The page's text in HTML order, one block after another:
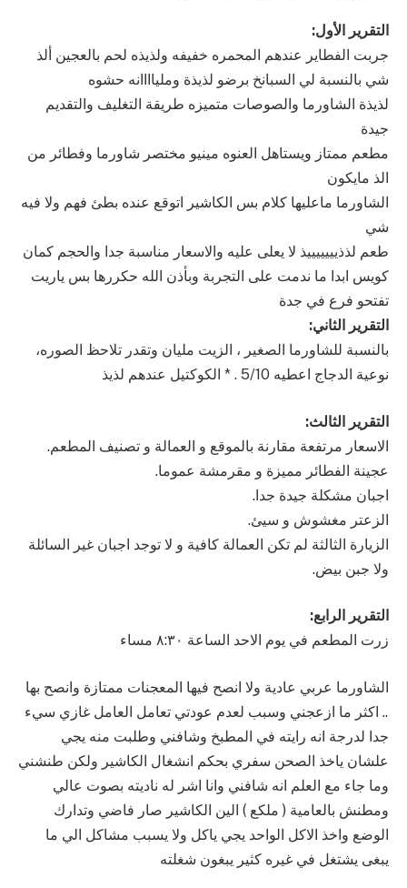
التقرير الأول:
جربت الفطاير عندهم المحمره خفيفه ولذيذه لحم بالعجين ألذ
شي بالنسبة لي السبانخ برضو لذيذة وملياااانه حشوه
لذيذة الشاورما والصوصات متميزه طريقة التغليف والتقديم
جيدة
مطعم ممتاز ويستاهل العنوه مينيو مختصر شاورما وفطائر من
الذ مايكون
الشاورما ماعليها كلام بس الكاشير اتوقع عنده بطئ فهم ولا فيه
شي
طعم لذذيييييييذ لا يعلى عليه والاسعار مناسبة جدا والحجم كمان
كويس ابدا ما ندمت على التجربة وبأذن الله حكررها بس ياريت
تفتحو فرع في جدة
التقرير الثاني:
بالنسبة للشاورما الصغير ، الزيت مليان وتقدر تلاحظ الصوره،
نوعية الدجاج اعطيه 5/10 . * الكوكتيل عندهم لذيذ
التقرير الثالث:
الاسعار مرتفعة مقارنة بالموقع و العمالة و تصنيف المطعم.
عجينة الفطائر مميزة و مقرمشة عموما.
اجبان مشكلة جيدة جدا.
الزعتر مغشوش و سيئ.
الزيارة الثالثة لم تكن العمالة كافية و لا توجد اجبان غير السائلة
ولا جبن بيض.
التقرير الرابع:
زرت المطعم في يوم الاحد الساعة ٨:٣٠ مساء
الشاورما عربي عادية ولا انصح فيها المعجنات ممتازة وانصح بها
.. اكثر ما ازعجني وسبب لعدم عودتي تعامل العامل غازي سيء
جدا لدرجة انه رايته في المطبخ وشافني وطلبت منه يجي
علشان ياخذ الصحن سفري بحكم انشغال الكاشير ولكن طنشني
وما جاء مع العلم انه شافني وانا اشر له ناديته بصوت عالي
ومطنش بالعامية ( ملكع ) الين الكاشير صار فاضي وتدارك
الوضع واخذ الاكل الواحد يجي ياكل ولا يسبب مشاكل الي ما
يبغى يشتغل في غيره كثير يبغون شغلته